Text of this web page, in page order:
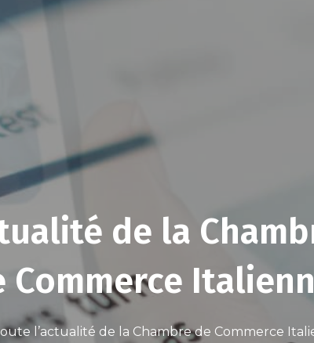
de la
Commerce
l’actualité de la Chambre de Commerce